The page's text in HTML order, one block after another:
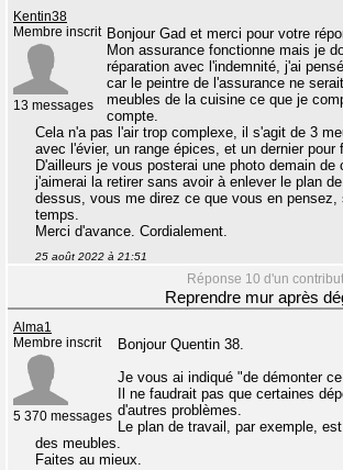
Kentin38
Membre inscrit
13 messages
Bonjour Gad et merci pour votre
Mon assurance fonctionne mais je
réparation avec l'indemnité, j'ai
car le peintre de l'assurance ne
meubles de la cuisine ce que je
compte.
Cela n'a pas l'air trop complexe, il s'agit de 3
avec l'évier, un range épices, et un dernier pour
D'ailleurs je vous posterai une photo demain de
j'aimerai la retirer sans avoir à enlever le plan
dessus, vous me direz ce que vous en
temps.
Merci d'avance. Cordialement.
25 août 2022 à 21:51
Réponse 10 d'un
Reprendre mur après
Alma1
Membre inscrit
5 370 messages
Bonjour Quentin 38.
Je vous ai indiqué "de démonter
Il ne faudrait pas que certaines
d'autres problèmes.
Le plan de travail, par exemple,
des meubles.
Faites au mieux.